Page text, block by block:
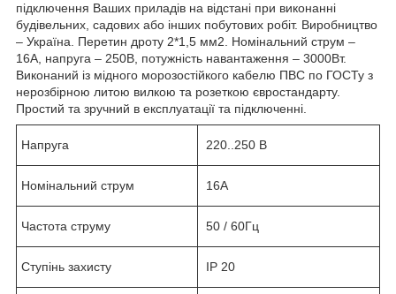
підключення Ваших приладів на відстані при виконанні
будівельних, садових або інших побутових робіт. Виробництво
– Україна. Перетин дроту 2*1,5 мм2. Номінальний струм –
16А, напруга – 250В, потужність навантаження – 3000Вт.
Виконаний із мідного морозостійкого кабелю ПВС по ГОСТу з
нерозбірною литою вилкою та розеткою євростандарту.
Простий та зручний в експлуатації та підключенні.
Напруга 220..250 В
Номінальний струм 16А
Частота струму 50 / 60Гц
Ступінь захисту IP 20